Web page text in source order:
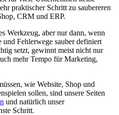
praktischer Schritt zu saubereren
CRM und ERP.
Werkzeug, aber nur dann, wenn
Fehlerwege sauber definiert
setzt, gewinnt meist nicht nur
mehr Tempo für Marketing,
wie Website, Shop und
sollen, sind unsere Seiten
und natürlich unser
Schritt.